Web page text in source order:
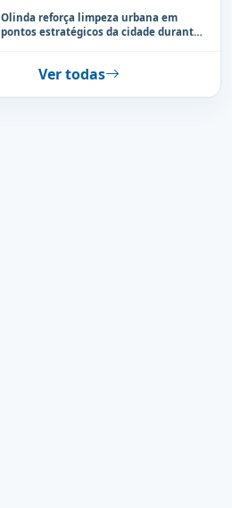
Olinda reforça limpeza urbana em
pontos estratégicos da cidade durante
Ver todas